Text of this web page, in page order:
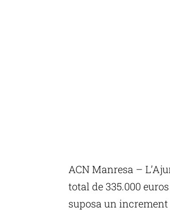
ACN Manresa –
total de 335.000
suposa un increment